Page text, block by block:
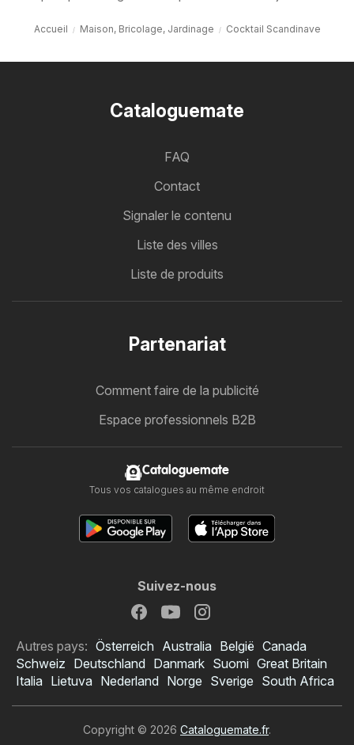
Accueil Maison, Bricolage, Jardinage Cocktail Scandinave
Cataloguemate
FAQ
Contact
Signaler le contenu
Liste des villes
Liste de produits
Partenariat
Comment faire de la publicité
Espace professionnels B2B
Cataloguemate
Tous vos catalogues au même endroit
Suivez-nous
Autres pays: Österreich Australia België Canada
Schweiz Deutschland Danmark Suomi Great Britain
Italia Lietuva Nederland Norge Sverige South Africa
Copyright © 2026 Cataloguemate.fr.